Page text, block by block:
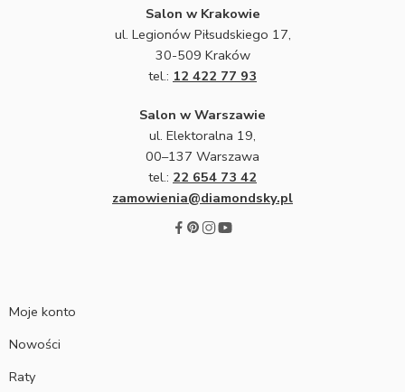
Salon w Krakowie
ul. Legionów Piłsudskiego 17,
30-509 Kraków
tel.: 12 422 77 93
Salon w Warszawie
ul. Elektoralna 19,
00–137 Warszawa
tel.: 22 654 73 42
zamowienia@diamondsky.pl
Moje konto
Nowości
Raty